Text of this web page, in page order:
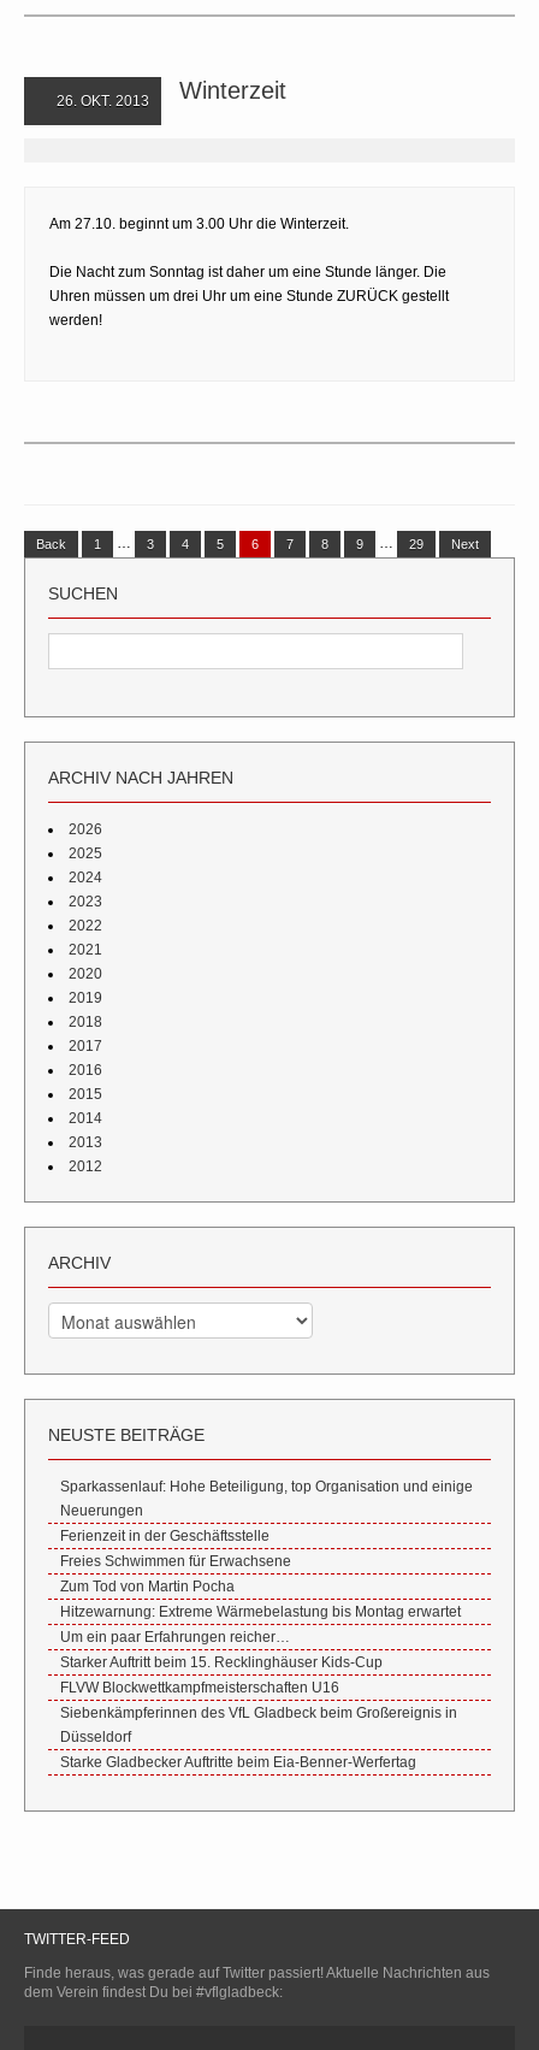
26. OKT. 2013 Winterzeit
Am 27.10. beginnt um 3.00 Uhr die Winterzeit.
Die Nacht zum Sonntag ist daher um eine Stunde länger. Die
Uhren müssen um drei Uhr um eine Stunde ZURÜCK gestellt
werden!
Back 1 … 3 4 5 6 7 8 9 … 29 Next
SUCHEN
ARCHIV NACH JAHREN
2026
2025
2024
2023
2022
2021
2020
2019
2018
2017
2016
2015
2014
2013
2012
ARCHIV
Archiv
NEUSTE BEITRÄGE
Sparkassenlauf: Hohe Beteiligung, top Organisation und einige
Neuerungen
Ferienzeit in der Geschäftsstelle
Freies Schwimmen für Erwachsene
Zum Tod von Martin Pocha
Hitzewarnung: Extreme Wärmebelastung bis Montag erwartet
Um ein paar Erfahrungen reicher…
Starker Auftritt beim 15. Recklinghäuser Kids-Cup
FLVW Blockwettkampfmeisterschaften U16
Siebenkämpferinnen des VfL Gladbeck beim Großereignis in
Düsseldorf
Starke Gladbecker Auftritte beim Eia-Benner-Werfertag
TWITTER-FEED
Finde heraus, was gerade auf Twitter passiert! Aktuelle Nachrichten aus
dem Verein findest Du bei #vflgladbeck: